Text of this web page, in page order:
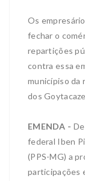
Os
fechar o
repartições
contra essa
municípiso da
dos
EMENDA -
federal Iben
(PPS-MG) a
participações